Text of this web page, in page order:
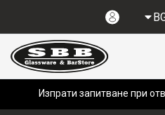
Изпрати запитване при